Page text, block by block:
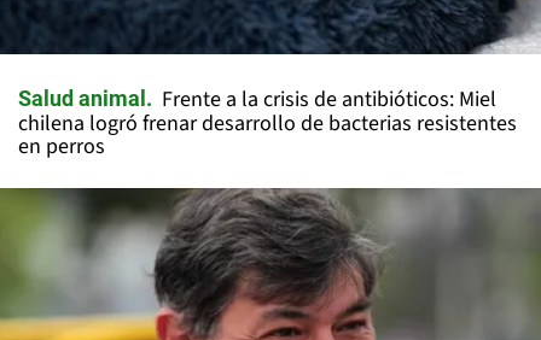
Salud animal
Frente a la crisis de antibióticos: Miel
chilena logró frenar desarrollo de bacterias resistentes
en perros